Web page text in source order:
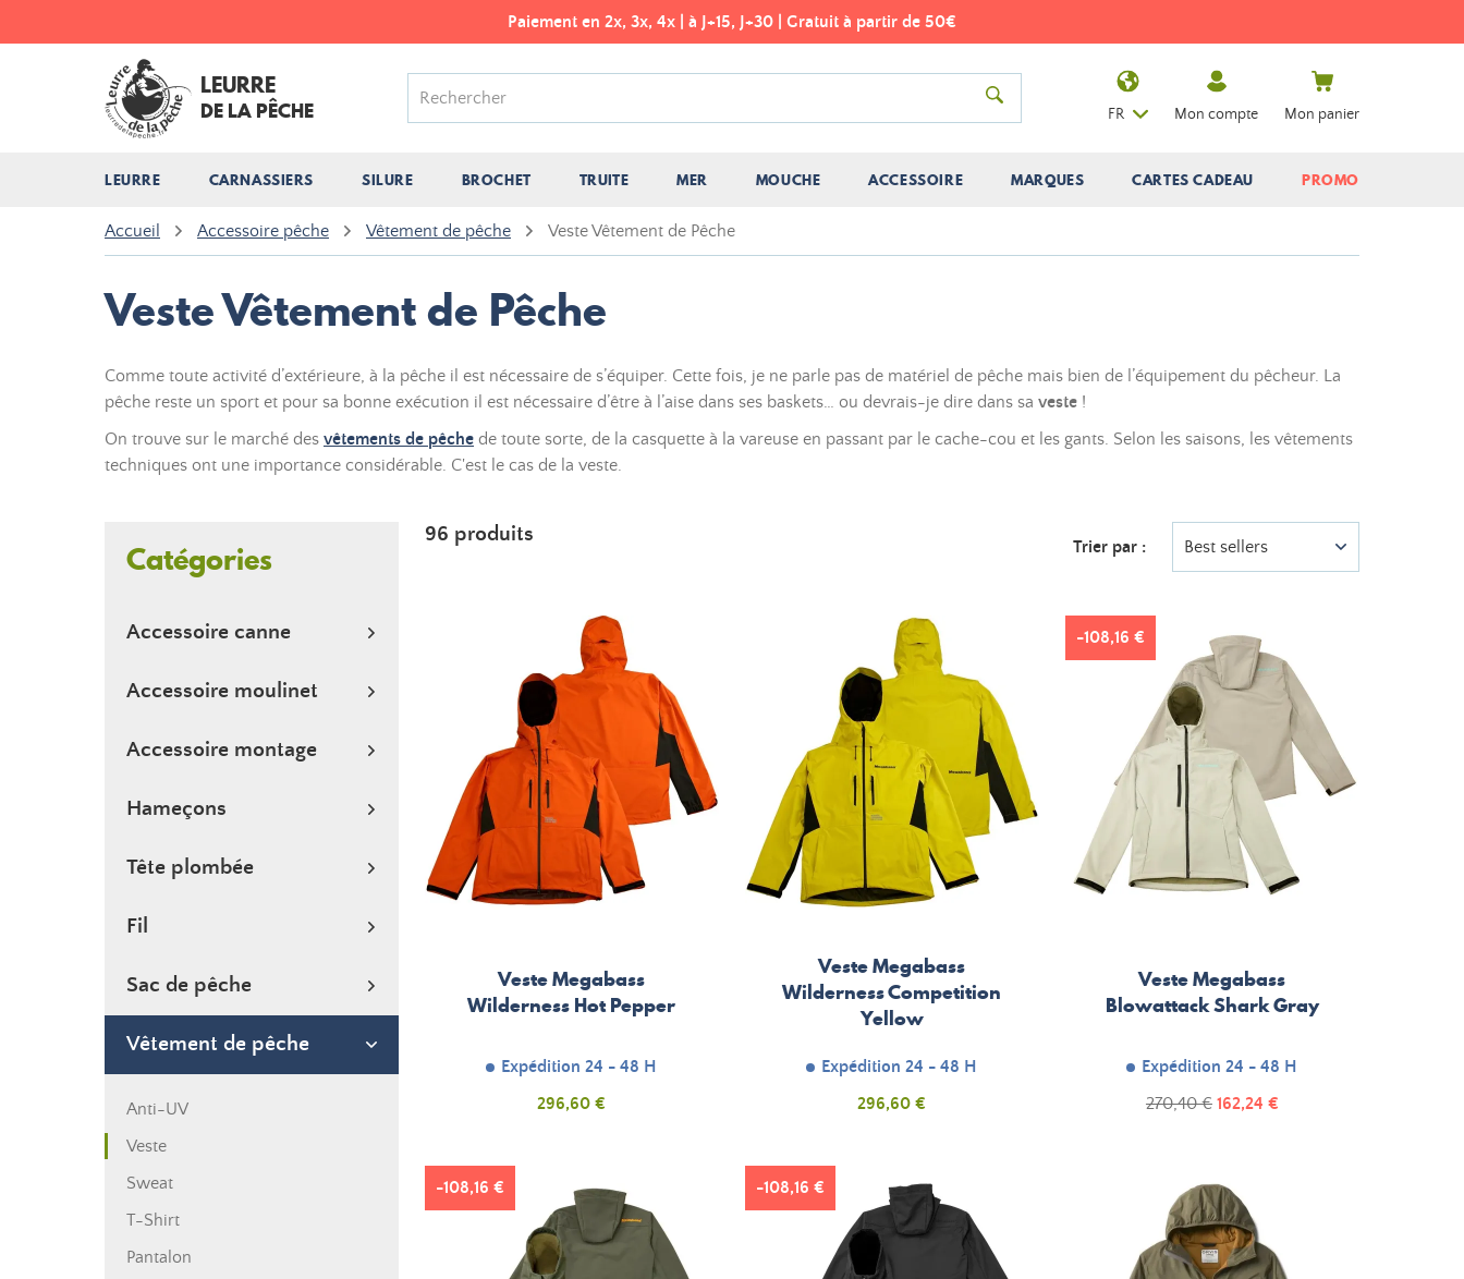
Paiement en 2x, 3x, 4x | à J+15, J+30 | Gratuit à partir de 50€
LEURRE
DE LA PÊCHE
LEURRE CARNASSIERS SILURE BROCHET TRUITE MER MOUCHE ACCESSOIRE MARQUES CARTES CADEAU PROMO
FR Mon compte Mon panier
Accueil Accessoire pêche Vêtement de pêche Veste Vêtement de Pêche
Veste Vêtement de Pêche
Comme toute activité d’extérieure, à la pêche il est nécessaire de s’équiper. Cette fois, je ne parle pas de matériel de pêche mais bien de l’équipement du pêcheur. La
pêche reste un sport et pour sa bonne exécution il est nécessaire d’être à l’aise dans ses baskets… ou devrais-je dire dans sa veste !
On trouve sur le marché des vêtements de pêche de toute sorte, de la casquette à la vareuse en passant par le cache-cou et les gants. Selon les saisons, les vêtements
techniques ont une importance considérable. C'est le cas de la veste.
Catégories
Accessoire canne
Accessoire moulinet
Accessoire montage
Hameçons
Tête plombée
Fil
Sac de pêche
Vêtement de pêche
Anti-UV
Veste
Sweat
T-Shirt
Pantalon
96 produits Trier par : Best sellers
Veste Megabass
Wilderness Hot Pepper
Expédition 24 - 48 H
Prix
296,60 €
Veste Megabass
Wilderness Competition
Yellow
Expédition 24 - 48 H
Prix
296,60 €
Veste Megabass
Blowattack Shark Gray
Expédition 24 - 48 H
Prix
270,40 € Prix
162,24 €
-108,16 €
-108,16 € -108,16 €